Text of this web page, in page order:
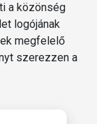
a közönség
logójának
megfelelő
szerezzen a